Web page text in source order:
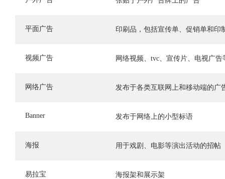
平面广告 印刷品，包括宣传单、促销单和印
视频广告 网络视频、tvc、宣传片、电视广告
网络广告 发布于各类互联网上和移动端的广
Banner 发布于网络上的小型标语
海报 用于戏剧、电影等演出活动的招帖
易拉宝 海报架和展示架